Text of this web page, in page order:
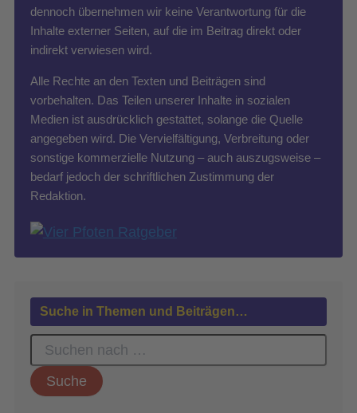
dennoch übernehmen wir keine Verantwortung für die
Inhalte externer Seiten, auf die im Beitrag direkt oder
indirekt verwiesen wird.
Alle Rechte an den Texten und Beiträgen sind
vorbehalten. Das Teilen unserer Inhalte in sozialen
Medien ist ausdrücklich gestattet, solange die Quelle
angegeben wird. Die Vervielfältigung, Verbreitung oder
sonstige kommerzielle Nutzung – auch auszugsweise –
bedarf jedoch der schriftlichen Zustimmung der
Redaktion.
Suche in Themen und Beiträgen…
S
c
h